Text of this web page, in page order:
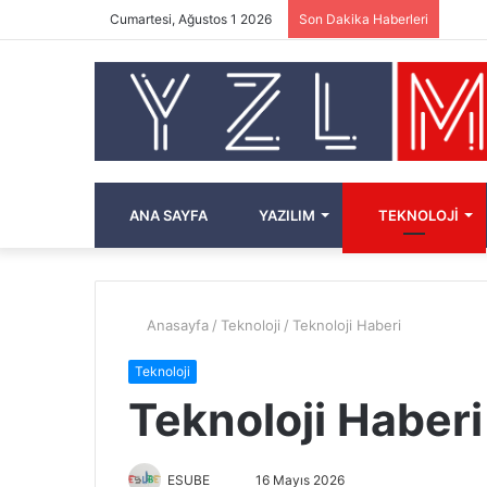
Cumartesi, Ağustos 1 2026 Son Dakika Haberleri
ANA SAYFA YAZILIM TEKNOLOJI
Anasayfa / Teknoloji / Teknoloji Haberi
Teknoloji
Teknoloji Haberi
ESUBE 16 Mayıs 2026